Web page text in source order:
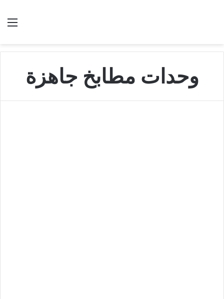
وحدات مطابخ جاهزة